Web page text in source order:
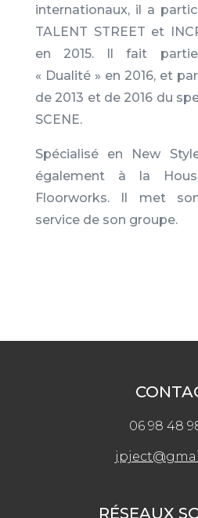
internationaux, il a
TALENT STREET et
en 2015. Il fait
« Dualité » en 2016, et
de 2013 et de 2016 du
SCENE.
Spécialisé en New
également à la
Floorworks. Il met
service de son groupe.
06 98 48
RÉSEAUX